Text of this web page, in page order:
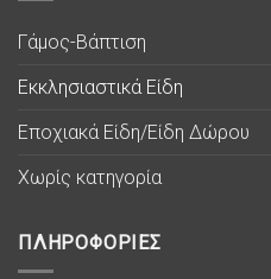
Γάμος-Βάπτιση
Εκκλησιαστικά Είδη
Εποχιακά Είδη/Είδη Δώρου
Χωρίς κατηγορία
ΠΛΗΡΟΦΟΡΙΕΣ